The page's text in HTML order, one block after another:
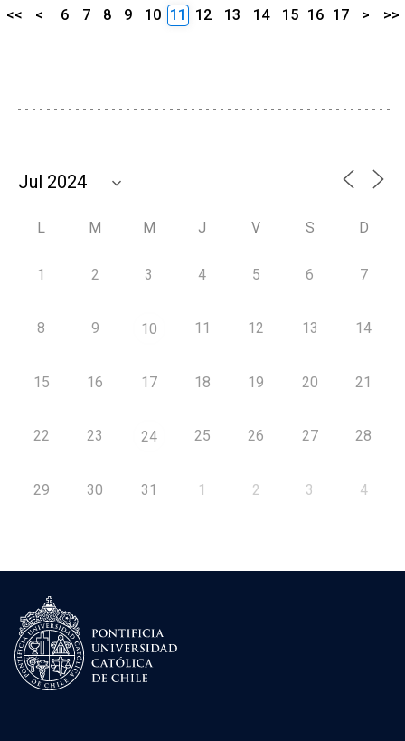
<< < 6 7 8 9 10 11 12 13 14 15 16 17 > >>
L M M J V S D
1 2 3 4 5 6 7
8 9 10 11 12 13 14
15 16 17 18 19 20 21
22 23 24 25 26 27 28
29 30 31 1 2 3 4